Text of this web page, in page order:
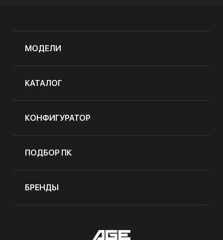
МОДЕЛИ
КАТАЛОГ
КОНФИГУРАТОР
ПОДБОР ПК
БРЕНДЫ